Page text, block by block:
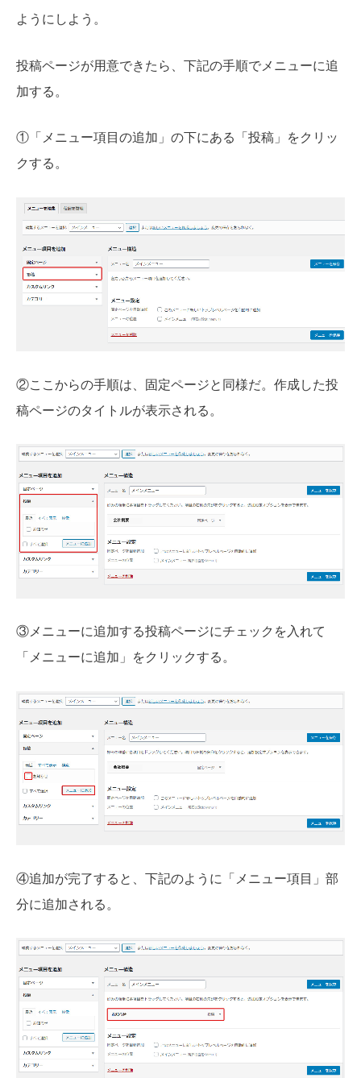
ようにしよう。
投稿ページが用意できたら、下記の手順でメニューに追
加する。
①「メニュー項目の追加」の下にある「投稿」をクリッ
クする。
②ここからの手順は、固定ページと同様だ。作成した投
稿ページのタイトルが表示される。
③メニューに追加する投稿ページにチェックを入れて
「メニューに追加」をクリックする。
④追加が完了すると、下記のように「メニュー項目」部
分に追加される。